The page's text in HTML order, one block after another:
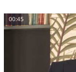
00:45